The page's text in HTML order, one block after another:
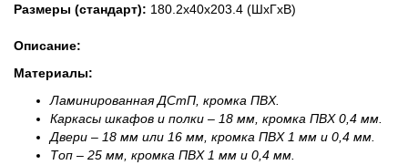
Размеры (стандарт): 180.2x40x203.4 (ШхГхВ)
Описание:
Материалы:
Ламинированная ДСтП, кромка ПВХ.
Каркасы шкафов и полки – 18 мм, кромка ПВХ 0,4 мм.
Двери – 18 мм или 16 мм, кромка ПВХ 1 мм и 0,4 мм.
Топ – 25 мм, кромка ПВХ 1 мм и 0,4 мм.